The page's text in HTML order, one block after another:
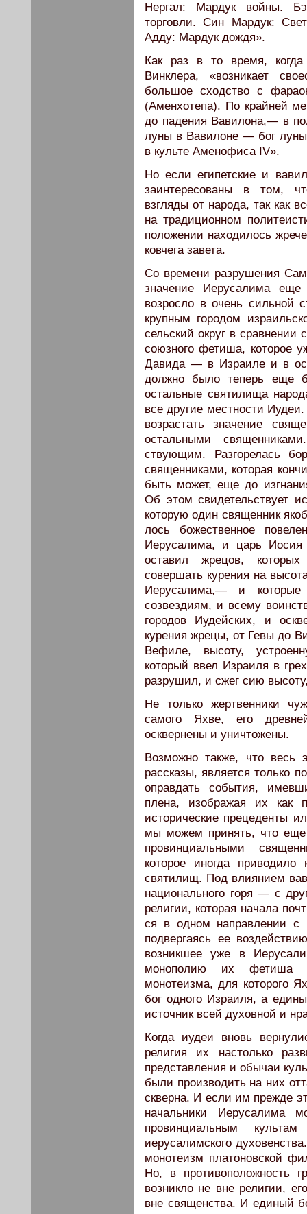
Нергал: Мардук войны.
торговли. Син Мардук:
Адду: Мардук дождя».
Как раз в то время,
Винклера, «возникает
большое сходство с
(Аменхотепа). По крайней
до падения Вавилона,— в
луны в Ва­вилоне — бог луны
в культе Аменофиса IV».
Но если египетские и
заинтересованы в том,
взгляды от народа, так как
на традиционном
положении находилось
ковчега завета.
Со времени разрушения
значение Иерусалима еще
возросло в очень сильной
крупным городом
сельский округ в
союз­ного фетиша, которое
Давида — в Израиле и в
должно было теперь еще
остальные святилища
все другие местности
возрастать значение
осталь­ными
ствующим. Разгорелась
священниками, которая
быть может, еще до
Об этом свидетельствует
которую один священник
лось божественное
Иерусалима, и царь Иосия
оставил жрецов,
совершать курения на
Иерусалима,— и
созвездиям, и всему
городов Иудейских, и
курения жрецы, от Гевы до
Вефиле, высоту,
который ввел Израиля в
разрушил, и сжег сию
Не только жертвенники
самого Яхве, его
осквернены и уничтожены.
Возможно также, что весь
рассказы, является только
оправдать события,
плена, изображая их как
исторические пре­цеденты
мы мо­жем принять, что
провинциальными
которое иногда
святилищ. Под влиянием
национального горя — с
религии, кото­рая начала
ся в одном направлении с
подвергаясь ее
возникшее уже в
монополию их фетиша
монотеизма, для которого
бог одного Израиля, а
источник всей духовной и
Когда иудеи вновь
религия их настолько
представления и обычаи
были производить на них
скверна. И ес­ли им прежде
начальники Иерусалима
провинциальным
иерусалимского
монотеизм платоновской
Но, в противоположность
возникло не вне религии,
вне священства. И единый